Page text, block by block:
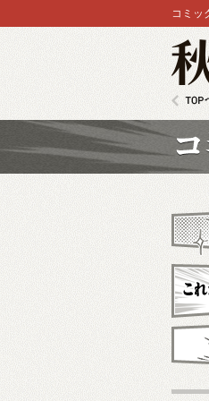
コミッ
新刊・
これか